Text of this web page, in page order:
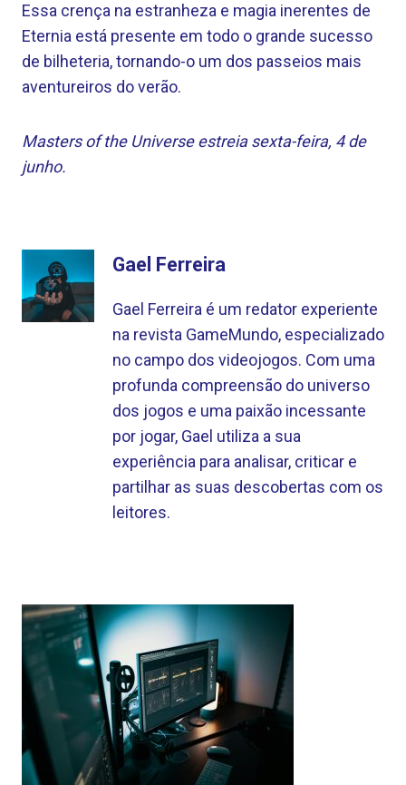
Essa crença na estranheza e magia inerentes de
Eternia está presente em todo o grande sucesso
de bilheteria, tornando-o um dos passeios mais
aventureiros do verão.
Masters of the Universe estreia sexta-feira, 4 de
junho.
Gael Ferreira
Gael Ferreira é um redator experiente
na revista GameMundo, especializado
no campo dos videojogos. Com uma
profunda compreensão do universo
dos jogos e uma paixão incessante
por jogar, Gael utiliza a sua
experiência para analisar, criticar e
partilhar as suas descobertas com os
leitores.